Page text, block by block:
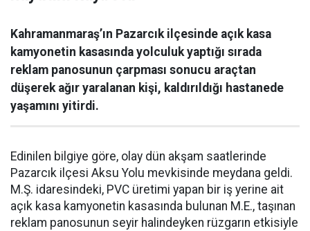
Kahramanmaraş’ın Pazarcık ilçesinde açık kasa
kamyonetin kasasında yolculuk yaptığı sırada
reklam panosunun çarpması sonucu araçtan
düşerek ağır yaralanan kişi, kaldırıldığı hastanede
yaşamını yitirdi.
Edinilen bilgiye göre, olay dün akşam saatlerinde
Pazarcık ilçesi Aksu Yolu mevkisinde meydana geldi.
M.Ş. idaresindeki, PVC üretimi yapan bir iş yerine ait
açık kasa kamyonetin kasasında bulunan M.E., taşınan
reklam panosunun seyir halindeyken rüzgarın etkisiyle